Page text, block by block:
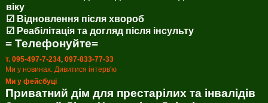
віку
☑ Відновлення після хвороб
☑ Реабілітація та догляд після інсульту
= Телефонуйте=
т. 095-497-7-234, 097-833-77-33
Ми у новинах. Дивитися інтерв'ю
Ми у фейсбуці
Приватний дім для престарілих та інвалідів